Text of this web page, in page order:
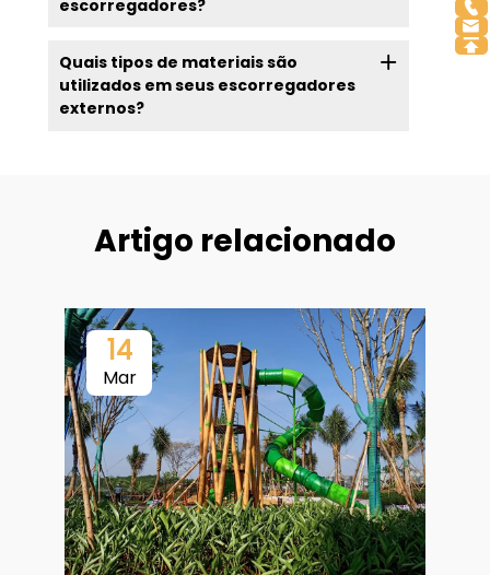
escorregadores?
Quais tipos de materiais são
utilizados em seus escorregadores
externos?
Artigo relacionado
14
Mar